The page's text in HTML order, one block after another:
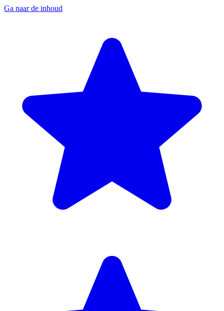
Ga naar de inhoud